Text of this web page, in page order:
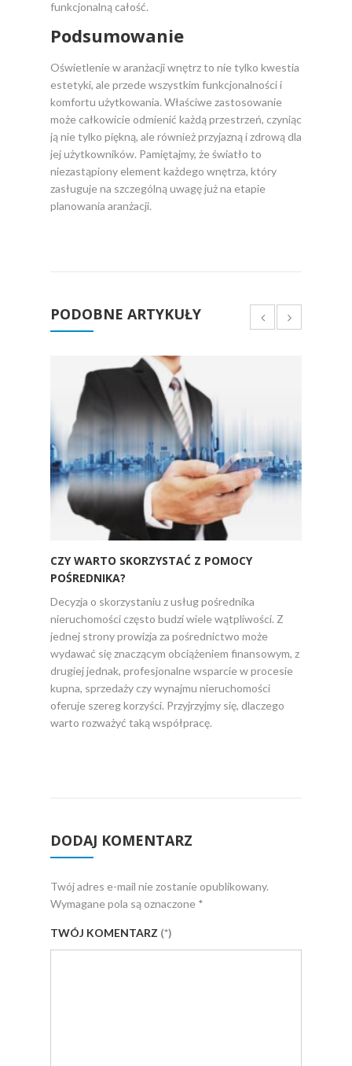
funkcjonalną całość.
Podsumowanie
Oświetlenie w aranżacji wnętrz to nie tylko kwestia
estetyki, ale przede wszystkim funkcjonalności i
komfortu użytkowania. Właściwe zastosowanie
może całkowicie odmienić każdą przestrzeń, czyniąc
ją nie tylko piękną, ale również przyjazną i zdrową dla
jej użytkowników. Pamiętajmy, że światło to
niezastąpiony element każdego wnętrza, który
zasługuje na szczególną uwagę już na etapie
planowania aranżacji.
PODOBNE ARTYKUŁY
CZY WARTO SKORZYSTAĆ Z POMOCY
POŚREDNIKA?
Decyzja o skorzystaniu z usług pośrednika
nieruchomości często budzi wiele wątpliwości. Z
jednej strony prowizja za pośrednictwo może
wydawać się znaczącym obciążeniem finansowym, z
drugiej jednak, profesjonalne wsparcie w procesie
kupna, sprzedaży czy wynajmu nieruchomości
oferuje szereg korzyści. Przyjrzyjmy się, dlaczego
warto rozważyć taką współpracę.
DODAJ KOMENTARZ
Twój adres e-mail nie zostanie opublikowany.
Wymagane pola są oznaczone *
TWÓJ KOMENTARZ (*)